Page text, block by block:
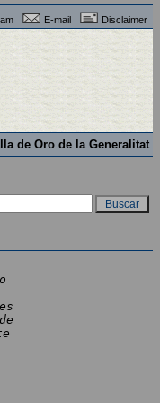
E-mail Disclaimer
de Oro de la Generalitat